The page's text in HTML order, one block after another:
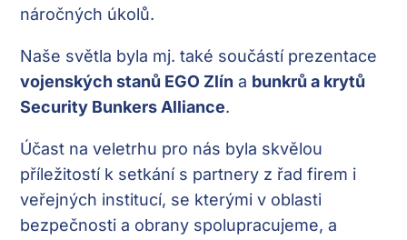
náročných úkolů.
Naše světla byla mj. také součástí prezentace
vojenských stanů EGO Zlín a bunkrů a krytů
Security Bunkers Alliance.
Účast na veletrhu pro nás byla skvělou
příležitostí k setkání s partnery z řad firem i
veřejných institucí, se kterými v oblasti
bezpečnosti a obrany spolupracujeme, a